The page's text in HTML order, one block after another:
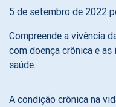
5 de setembro de 2022
Compreende a vivência
com doença crônica e
saúde.
A condição crônica na